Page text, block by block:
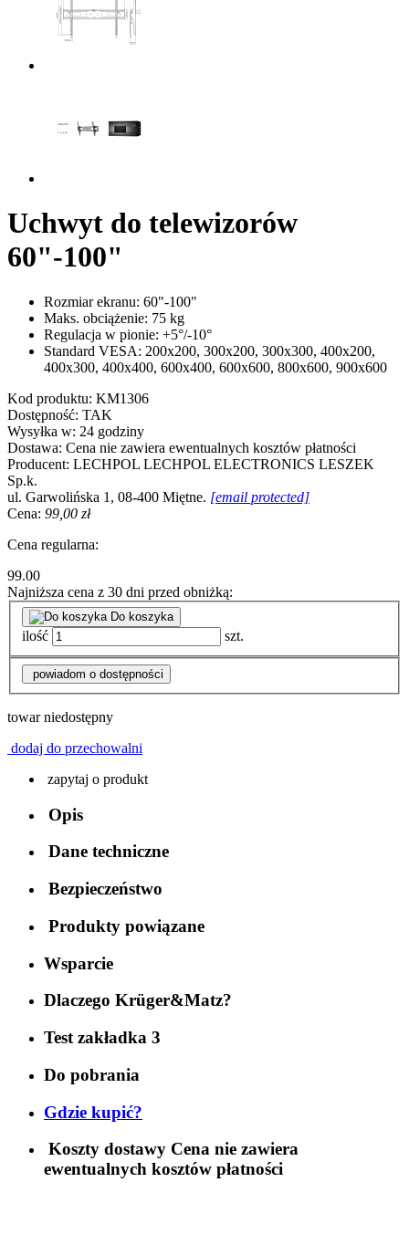
Uchwyt do telewizorów
60"-100"
Rozmiar ekranu: 60"-100"
Maks. obciążenie: 75 kg
Regulacja w pionie: +5°/-10°
Standard VESA: 200x200, 300x200, 300x300, 400x200,
400x300, 400x400, 600x400, 600x600, 800x600, 900x600
Kod produktu: KM1306
Dostępność: TAK
Wysyłka w: 24 godziny
Dostawa: Cena nie zawiera ewentualnych kosztów płatności
Producent: LECHPOL LECHPOL ELECTRONICS LESZEK
Sp.k.
ul. Garwolińska 1, 08-400 Miętne. [email protected]
Cena: 99,00 zł
Cena regularna:
99.00
Najniższa cena z 30 dni przed obniżką:
Do koszyka
ilość szt.
powiadom o dostępności
towar niedostępny
dodaj do przechowalni
zapytaj o produkt
Opis
Dane techniczne
Bezpieczeństwo
Produkty powiązane
Wsparcie
Dlaczego Krüger&Matz?
Test zakładka 3
Do pobrania
Gdzie kupić?
Koszty dostawy Cena nie zawiera
ewentualnych kosztów płatności